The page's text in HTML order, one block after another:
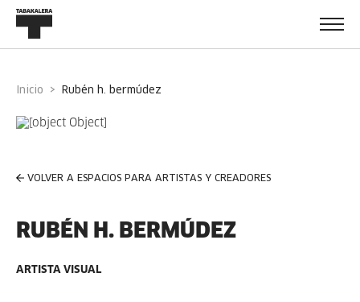
Inicio rubén h. bermúdez
VOLVER A ESPACIOS PARA ARTISTAS Y CREADORES
RUBÉN H. BERMÚDEZ
ARTISTA VISUAL